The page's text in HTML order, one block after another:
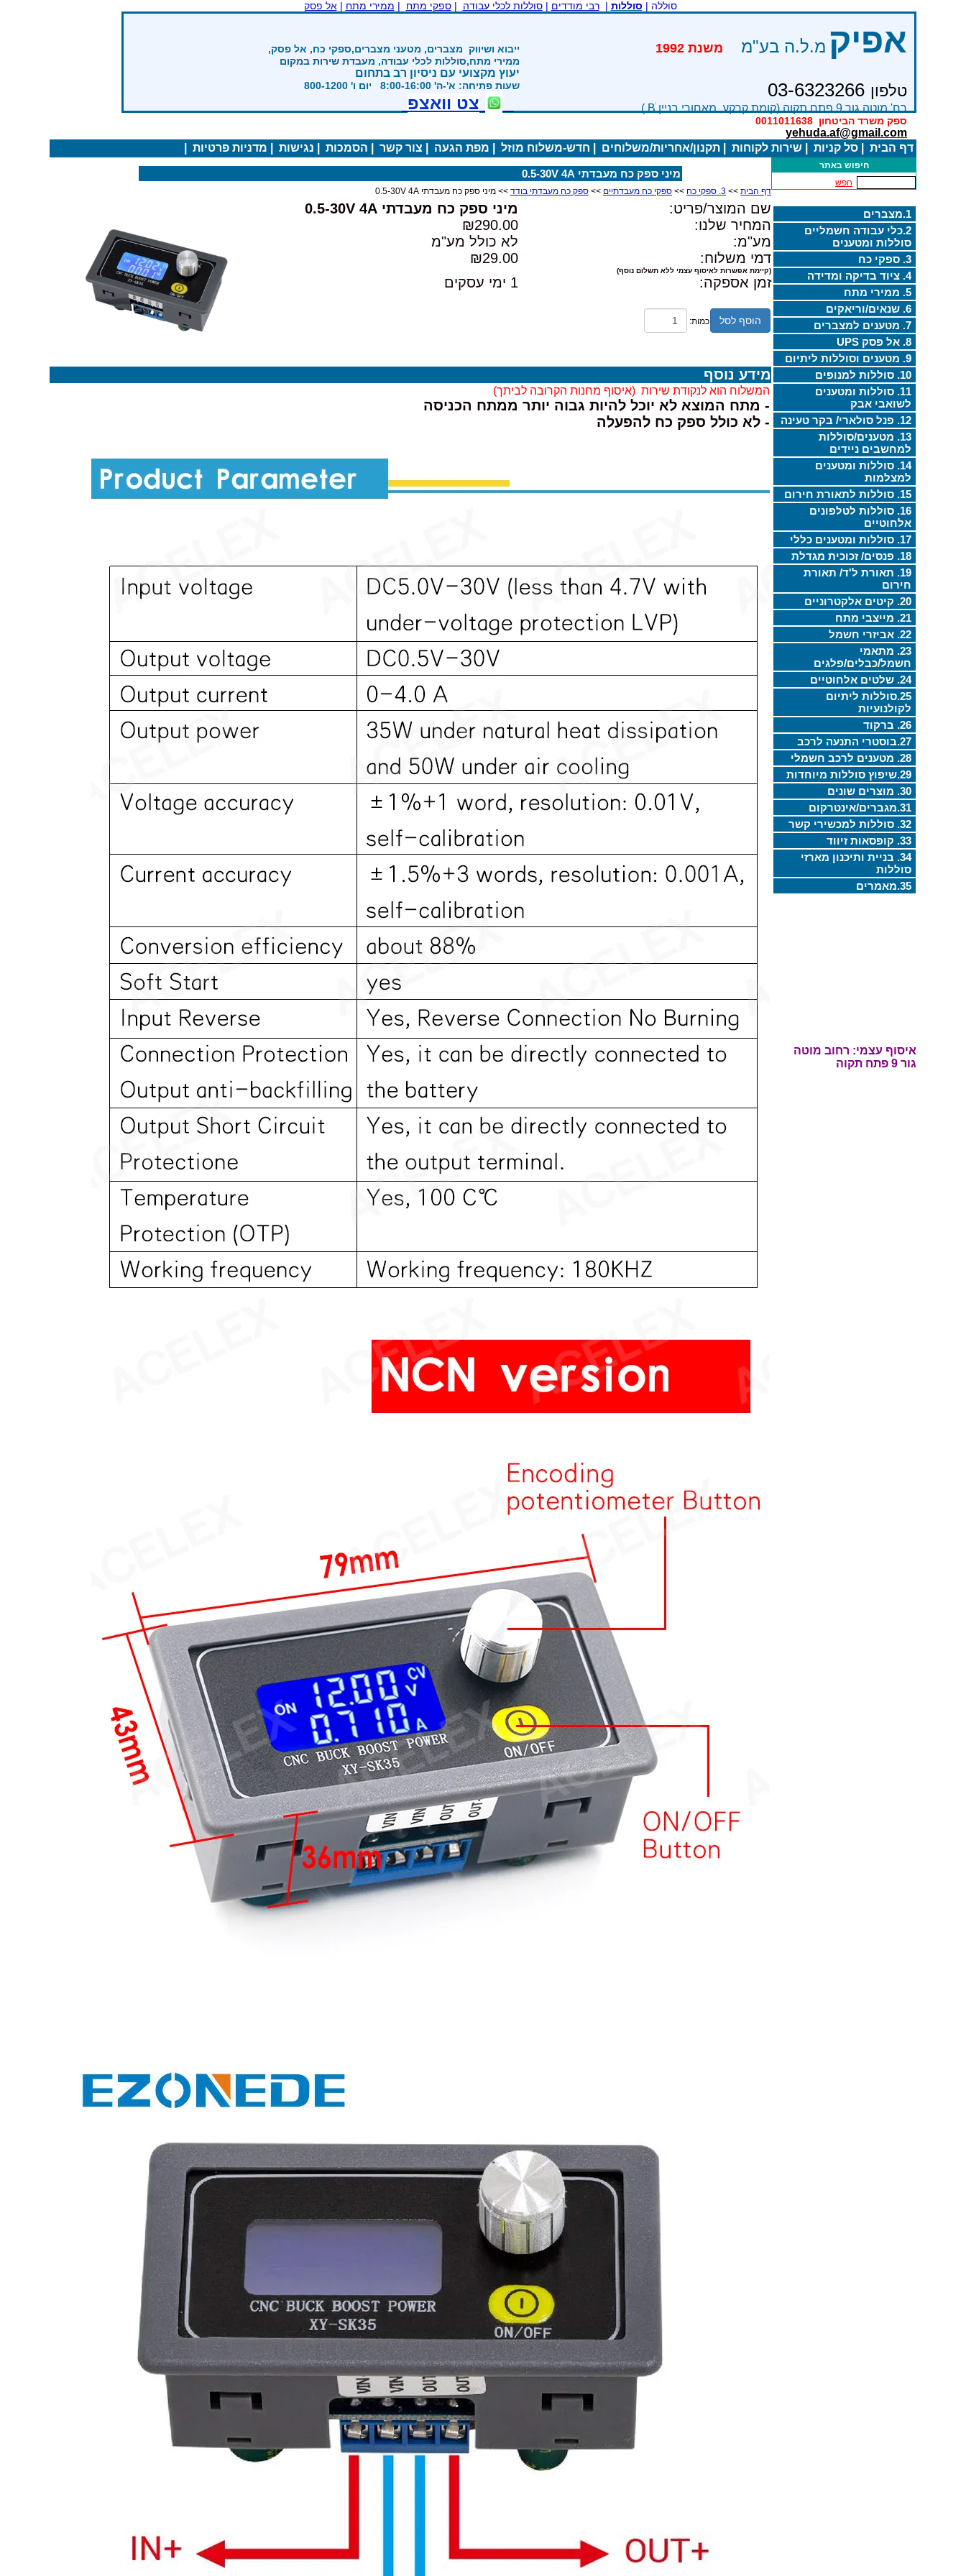
סוללה | סוללות |רבי מודדים |סוללות לכלי עבודה |ספקי מתח | ממירי מתח |אל פסק
אפיק מ.ל.ה בע"מ
טלפון 03-6323266
רח' מוטה גור 9 פתח תקוה (קומת קרקע, מאחורי בניין Bׂ )
ספק משרד הביטחון 0011011638
yehuda.af@gmail.com
ייבוא ושיווק מצברים, מטעני מצברים,ספקי כח, אל פסק,
ממירי מתח,סוללות לכלי עבודה, מעבדת שירות במקום
יעוץ מקצועי עם ניסיון רב בתחום
שעות פתיחה: א'-ה' 8:00-16:00 יום ו' 800-1200
צט וואצפ
דף הבית סל קניות שירות לקוחות תקנון/אחריות/משלוחים חדש-משלוח מוזל מפת הגעה צור קשר הסמכות נגישות מדניות פרטיות
חיפוש באתר
חפש
1.מצברים
2.כלי עבודה חשמליים
סוללות ומטענים
3. ספקי כח
4. ציוד בדיקה ומדידה
5. ממירי מתח
6. שנאים/וריאקים
7. מטענים למצברים
8. אל פסק UPS
9. מטענים וסוללות ליתיום
10. סוללות למנופים
11. סוללות ומטענים
לשואבי אבק
12. פנל סולארי/ בקר טעינה
13. מטענים/סוללות
למחשבים ניידים
14. סוללות ומטענים
למצלמות
15. סוללות לתאורת חירום
16. סוללות לטלפונים
אלחוטיים
17. סוללות ומטענים כללי
18. פנסים/ זכוכית מגדלת
19. תאורת ל'ד/ תאורת
חירום
20. קיטים אלקטרוניים
21. מייצבי מתח
22. אביזרי חשמל
23. מתאמי
חשמל/כבלים/פלגים
24. שלטים אלחוטיים
25.סוללות ליתיום
לקולנועיות
26. ברקוד
27.בוסטרי התנעה לרכב
28. מטענים לרכב חשמלי
29.שיפוץ סוללות מיוחדות
30. מוצרים שונים
31.מגברים/אינטרקום
32. סוללות למכשירי קשר
33. קופסאות זיווד
34. בניית ותיכנון מארזי
סוללות
35.מאמרים
איסוף עצמי: רחוב מוטה
גור 9 פתח תקוה
מיני ספק כח מעבדתי 0.5-30V 4A
דף הבית >> 3. ספקי כח >> ספקי כח מעבדתיים >> ספק כח מעבדתי בודד >> מיני ספק כח מעבדתי 0.5-30V 4A
שם המוצר/פריט:
מיני ספק כח מעבדתי 0.5-30V 4A
המחיר שלנו:
₪290.00
מע"מ:
לא כולל מע"מ
דמי משלוח:
₪29.00
(קיימת אפשרות לאיסוף עצמי ללא תשלום נוסף)
זמן אספקה: 1 ימי עסקים
הוסף לסל כמות:
מידע נוסף
המשלוח הוא לנקודת שירות (איסוף מחנות הקרובה לביתך)
- מתח המוצא לא יוכל להיות גבוה יותר ממתח הכניסה
- לא כולל ספק כח להפעלה